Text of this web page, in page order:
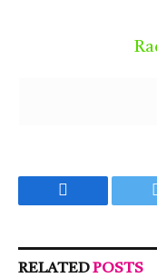
Facebook
RELATEDPOSTS